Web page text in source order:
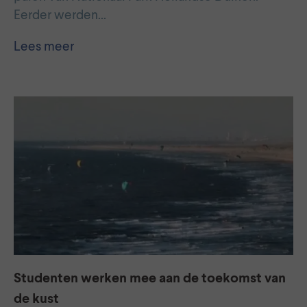
Eerder werden…
Lees meer
Studenten werken mee aan de toekomst van
de kust